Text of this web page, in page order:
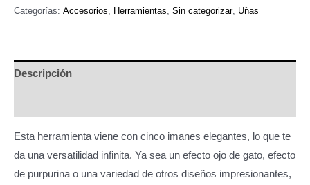
400,00. 300,00.
1
Ojo
Categorías: Accesorios Herramientas Sin categorizar, Uñas
Descripción
Esta herramienta viene con cinco imanes elegantes, lo que te
da una versatilidad infinita. Ya sea un efecto ojo de gato, efecto
de purpurina o una variedad de otros diseños impresionantes,